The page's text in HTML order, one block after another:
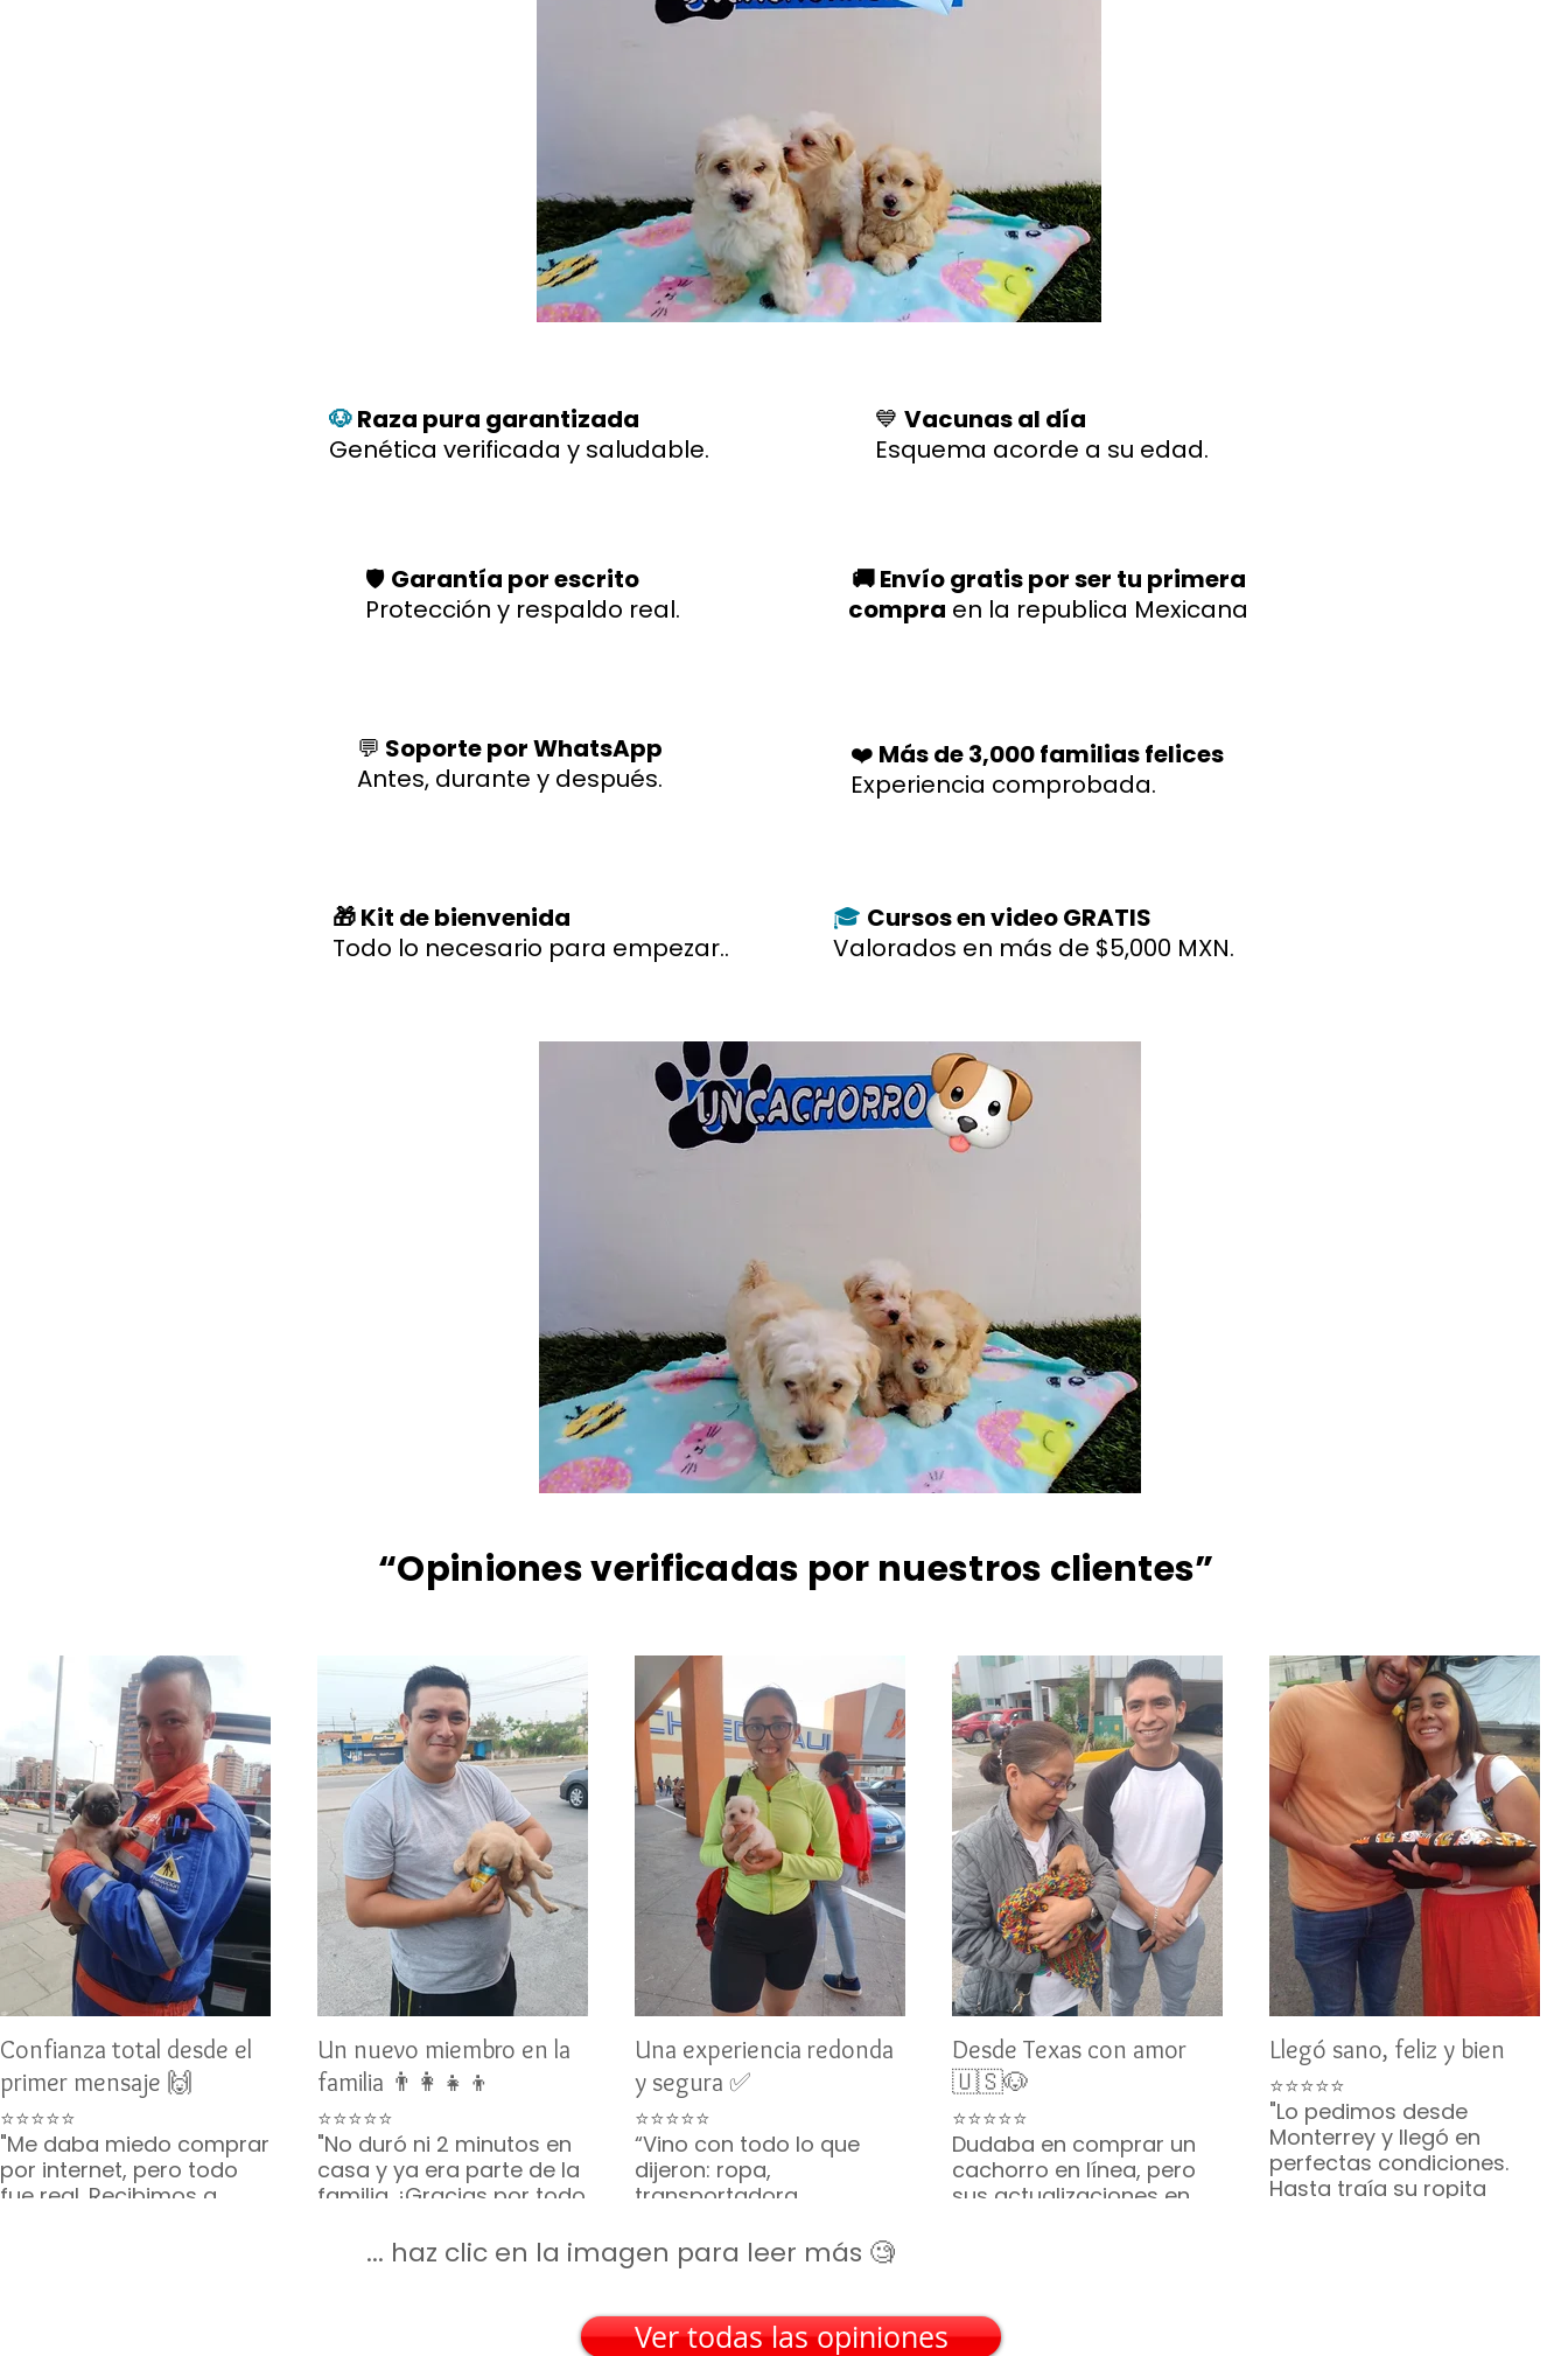
🐶Raza pura garantizada
Genética verificada y saludable.
💙 Vacunas al día
Esquema acorde a su edad.
🛡️ Garantía por escrito
Protección y respaldo real.
🚚 Envío gratis por ser tu primera
compra en la republica Mexicana
💬 Soporte por WhatsApp
Antes, durante y después.
❤️ Más de 3,000 familias felices
Experiencia comprobada.
🎁 Kit de bienvenida
Todo lo necesario para empezar..
🎓 Cursos en video GRATIS
Valorados en más de $5,000 MXN.
“Opiniones verificadas por nuestros clientes”
Confianza total desde el
primer mensaje 🙌
⭐⭐⭐⭐⭐
"Me daba miedo comprar
por internet, pero todo
fue real. Recibimos a
Un nuevo miembro en la
familia 👨‍👩‍👧‍👦
⭐⭐⭐⭐⭐
"No duró ni 2 minutos en
casa y ya era parte de la
familia. ¡Gracias por todo
completito!"
Una experiencia redonda
y segura ✅
⭐⭐⭐⭐⭐
“Vino con todo lo que
dijeron: ropa,
transportadora,
parecía una caja de
regalo. Gracias por tanto
— Silvia M. • San Luis
Potosí
Desde Texas con amor
🇺🇸🐶
⭐⭐⭐⭐⭐
Dudaba en comprar un
cachorro en línea, pero
sus actualizaciones en
recomiendo muchísimo!
— Emily R. • Austin, Texas
Llegó sano, feliz y bien
⭐⭐⭐⭐⭐
"Lo pedimos desde
Monterrey y llegó en
perfectas condiciones.
Hasta traía su ropita
... haz clic en la imagen para leer más 🧐
Ver todas las opiniones